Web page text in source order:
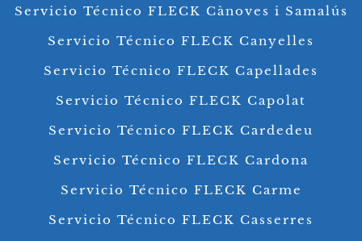
Servicio Técnico FLECK Cànoves i Samalús
Servicio Técnico FLECK Canyelles
Servicio Técnico FLECK Capellades
Servicio Técnico FLECK Capolat
Servicio Técnico FLECK Cardedeu
Servicio Técnico FLECK Cardona
Servicio Técnico FLECK Carme
Servicio Técnico FLECK Casserres